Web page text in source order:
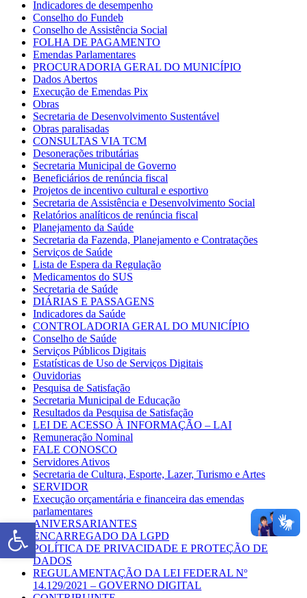
Indicadores de desempenho
Conselho do Fundeb
Conselho de Assistência Social
FOLHA DE PAGAMENTO
Emendas Parlamentares
PROCURADORIA GERAL DO MUNICÍPIO
Dados Abertos
Execução de Emendas Pix
Obras
Secretaria de Desenvolvimento Sustentável
Obras paralisadas
CONSULTAS VIA TCM
Desonerações tributárias
Secretaria Municipal de Governo
Beneficiários de renúncia fiscal
Projetos de incentivo cultural e esportivo
Secretaria de Assistência e Desenvolvimento Social
Relatórios analíticos de renúncia fiscal
Planejamento da Saúde
Secretaria da Fazenda, Planejamento e Contratações
Serviços de Saúde
Lista de Espera da Regulação
Medicamentos do SUS
Secretaria de Saúde
DIÁRIAS E PASSAGENS
Indicadores da Saúde
CONTROLADORIA GERAL DO MUNICÍPIO
Conselho de Saúde
Serviços Públicos Digitais
Estatísticas de Uso de Serviços Digitais
Ouvidorias
Pesquisa de Satisfação
Secretaria Municipal de Educação
Resultados da Pesquisa de Satisfação
LEI DE ACESSO À INFORMAÇÃO – LAI
Remuneração Nominal
FALE CONOSCO
Servidores Ativos
Secretaria de Cultura, Esporte, Lazer, Turismo e Artes
SERVIDOR
Execução orçamentária e financeira das emendas
parlamentares
ANIVERSARIANTES
ENCARREGADO DA LGPD
POLÍTICA DE PRIVACIDADE E PROTEÇÃO DE
DADOS
REGULAMENTAÇÃO DA LEI FEDERAL Nº
14.129/2021 – GOVERNO DIGITAL
Abrir a barra de ferramentas